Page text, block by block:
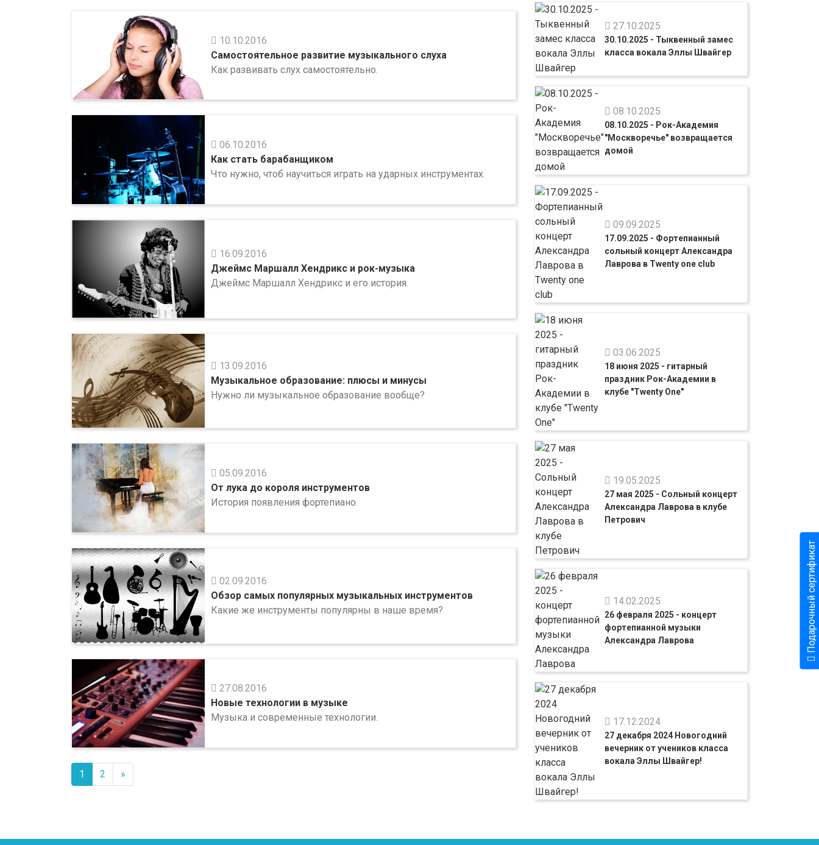
10.10.2016
Самостоятельное развитие музыкального слуха
Как развивать слух самостоятельно.
06.10.2016
Как стать барабанщиком
Что нужно, чтоб научиться играть на ударных инструментах.
16.09.2016
Джеймс Маршалл Хендрикс и рок-музыка
Джеймс Маршалл Хендрикс и его история.
13.09.2016
Музыкальное образование: плюсы и минусы
Нужно ли музыкальное образование вообще?
05.09.2016
От лука до короля инструментов
История появления фортепиано.
02.09.2016
Обзор самых популярных музыкальных инструментов
Какие же инструменты популярны в наше время?
27.08.2016
Новые технологии в музыке
Музыка и современные технологии.
1 2 »
27.10.2025
30.10.2025 - Тыквенный замес
класса вокала Эллы Швайгер
08.10.2025
08.10.2025 - Рок-Академия
"Москворечье" возвращается
домой
09.09.2025
17.09.2025 - Фортепианный
сольный концерт Александра
Лаврова в Twenty one club
03.06.2025
18 июня 2025 - гитарный
праздник Рок-Академии в
клубе "Twenty One"
19.05.2025
27 мая 2025 - Сольный концерт
Александра Лаврова в клубе
Петрович
14.02.2025
26 февраля 2025 - концерт
фортепианной музыки
Александра Лаврова
17.12.2024
27 декабря 2024 Новогодний
вечерник от учеников класса
вокала Эллы Швайгер!
Подарочный сертификат